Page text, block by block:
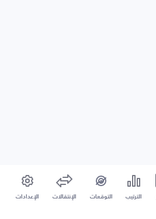
الترتيب التوقعات الإنتقالات الإعدادات